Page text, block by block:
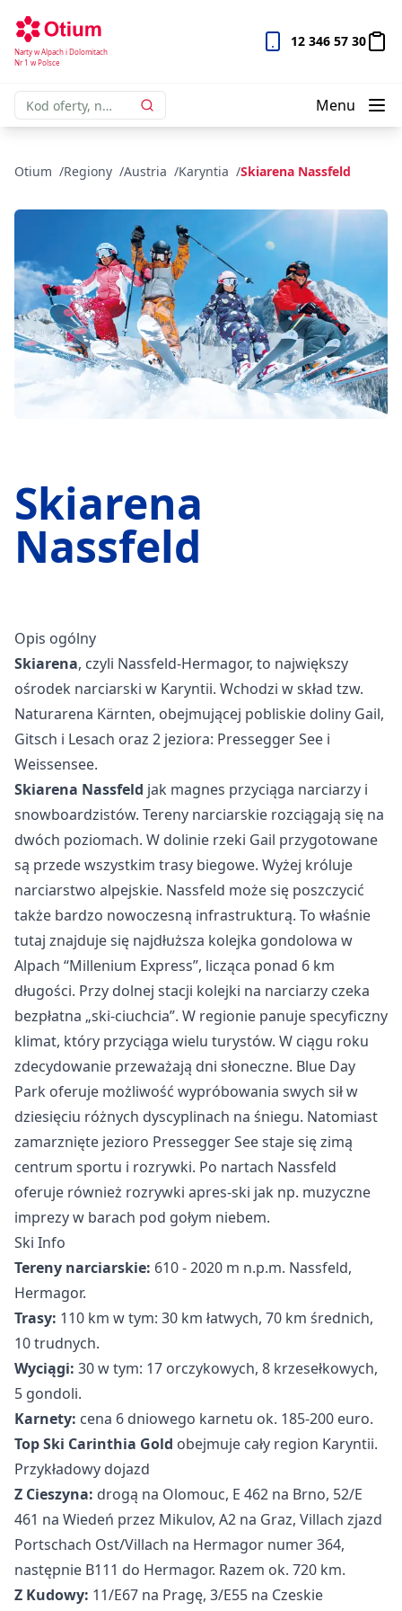
Narty w Alpach i Dolomitach
Nr 1 w Polsce
12 346 57 30
Menu
Otium Regiony Austria Karyntia Skiarena Nassfeld
Skiarena
Nassfeld
Opis ogólny
Skiarena, czyli Nassfeld-Hermagor, to największy
ośrodek narciarski w Karyntii. Wchodzi w skład tzw.
Naturarena Kärnten, obejmującej pobliskie doliny Gail,
Gitsch i Lesach oraz 2 jeziora: Pressegger See i
Weissensee.
Skiarena Nassfeld jak magnes przyciąga narciarzy i
snowboardzistów. Tereny narciarskie rozciągają się na
dwóch poziomach. W dolinie rzeki Gail przygotowane
są przede wszystkim trasy biegowe. Wyżej króluje
narciarstwo alpejskie. Nassfeld może się poszczycić
także bardzo nowoczesną infrastrukturą. To właśnie
tutaj znajduje się najdłuższa kolejka gondolowa w
Alpach “Millenium Express”, licząca ponad 6 km
długości. Przy dolnej stacji kolejki na narciarzy czeka
bezpłatna „ski-ciuchcia”. W regionie panuje specyficzny
klimat, który przyciąga wielu turystów. W ciągu roku
zdecydowanie przeważają dni słoneczne. Blue Day
Park oferuje możliwość wypróbowania swych sił w
dziesięciu różnych dyscyplinach na śniegu. Natomiast
zamarznięte jezioro Pressegger See staje się zimą
centrum sportu i rozrywki. Po nartach Nassfeld
oferuje również rozrywki apres-ski jak np. muzyczne
imprezy w barach pod gołym niebem.
Ski Info
Tereny narciarskie: 610 - 2020 m n.p.m. Nassfeld,
Hermagor.
Trasy: 110 km w tym: 30 km łatwych, 70 km średnich,
10 trudnych.
Wyciągi: 30 w tym: 17 orczykowych, 8 krzesełkowych,
5 gondoli.
Karnety: cena 6 dniowego karnetu ok. 185-200 euro.
Top Ski Carinthia Gold obejmuje cały region Karyntii.
Przykładowy dojazd
Z Cieszyna: drogą na Olomouc, E 462 na Brno, 52/E
461 na Wiedeń przez Mikulov, A2 na Graz, Villach zjazd
Portschach Ost/Villach na Hermagor numer 364,
następnie B111 do Hermagor. Razem ok. 720 km.
Z Kudowy: 11/E67 na Pragę, 3/E55 na Czeskie